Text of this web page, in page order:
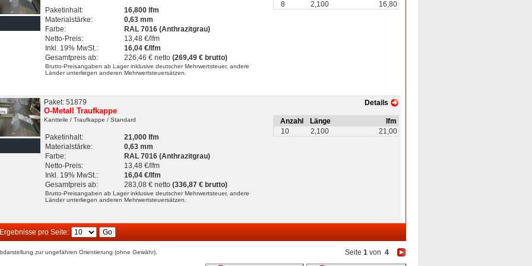
Paketinhalt:
16,800 lfm
Materialstärke:
0,63 mm
Farbe:
RAL 7016 (Anthrazitgrau)
Netto-Preis:
13,48 €/lfm
Inkl. 19% MwSt.:
16,04 €/lfm
Gesamtpreis ab:
226,46 € netto (269,49 € brutto)
Brutto-Preisangaben ab Lager inklusive deutscher Mehrwertsteuer, andere
Länder unterliegen anderen Mehrwertsteuersätzen.
8 2,100 16,80
Paket: 51879
O-Metall Traufkappe
Kantteile / Traufkappe / Standard
Paketinhalt:
21,000 lfm
Materialstärke:
0,63 mm
Farbe:
RAL 7016 (Anthrazitgrau)
Netto-Preis:
13,48 €/lfm
Inkl. 19% MwSt.:
16,04 €/lfm
Gesamtpreis ab:
283,08 € netto (336,87 € brutto)
Brutto-Preisangaben ab Lager inklusive deutscher Mehrwertsteuer, andere
Länder unterliegen anderen Mehrwertsteuersätzen.
Details
Anzahl Länge
lfm
10
2,100 21,00
Ergebnisse pro Seite:
zur ungefähren Orientierung (ohne Gewähr). Seite 1 von 4